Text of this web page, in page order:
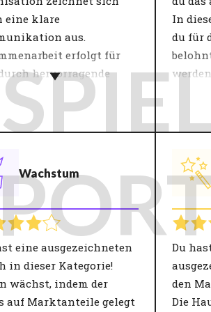
eine klare
aus.
erfolgt für
hervorragende
und große
bei der
deiner Aufgaben.
eines Teams
der Umgang
das Gefühl der
Beim Thema
Miteinander' geht es
und Mentalität.
über diese
trägt zu einem guten
In
du für
daher
Zielen
Wachstum
eine ausgezeichneten
in dieser Kategorie!
wächst, indem der
auf Marktanteile gelegt
Du
den
Die